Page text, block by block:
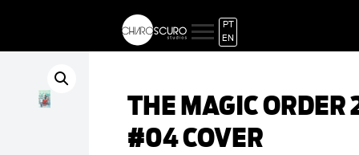
PT
EN
THE MAGIC ORDER
#04 COVER